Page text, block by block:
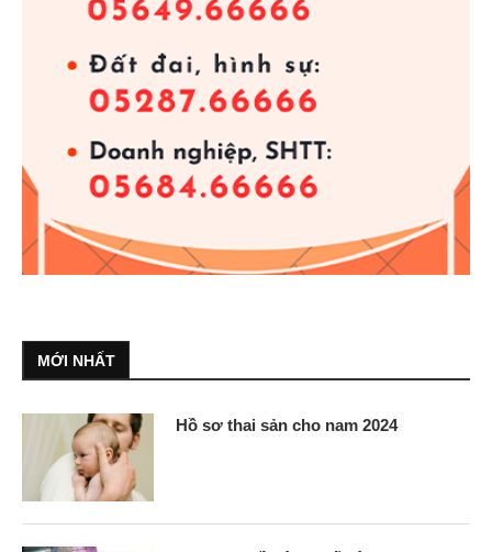
MỚI NHẤT
Hồ sơ thai sản cho nam 2024